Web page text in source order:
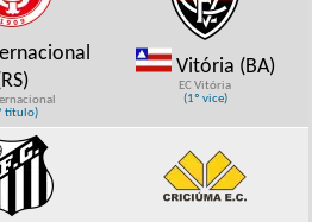
título)
Vitória (BA)
EC Vitória
(1º vice)